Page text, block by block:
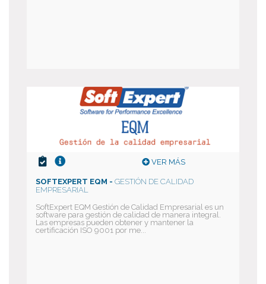
VER MÁS
SOFTEXPERT EQM - GESTIÓN DE CALIDAD
EMPRESARIAL
SoftExpert EQM Gestión de Calidad Empresarial es un
software para gestión de calidad de manera integral.
Las empresas pueden obtener y mantener la
certificación ISO 9001 por me...